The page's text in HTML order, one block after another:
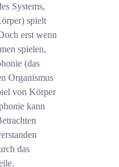
Systems,
spielt
erst wenn
spielen,
(das
Organismus
von Körper
kann
das